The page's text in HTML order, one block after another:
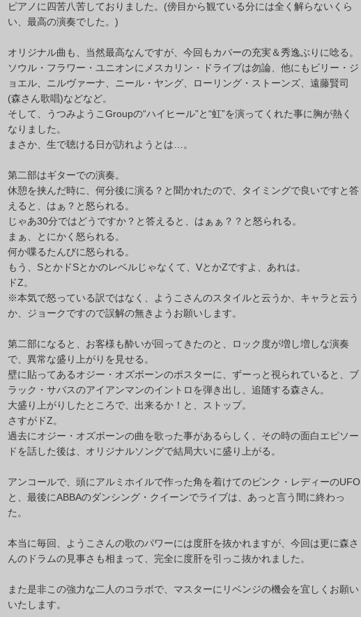
ピアノに四苦八苦しておりました。(傍目から観ている分には全く解らないくら
い、最高の演奏でした。)
オリジナル曲も、当然最高なんですが、今回もカバーの充実＆秀逸ぶりに唸る。
ソウル・フラワー・ユニオンにメスカリン・ドライブは勿論、他にもビリー・ジ
ョエル、ニルヴァーナ、ニール・ヤング、ローリング・ストーンズ、遠藤賢司
(森さん歌唱)などなど。
そして、うつみようこGroupの“ハイヒール”と“虹”を演ってくれた事に胸が熱く
なりました。
まさか、生で聴ける日が訪れようとは…。
第二部はギターでの演奏。
休憩を挟んだ時に、何分後に演る？と聞かれたので、タイミングで良いですと答
えると、はぁ？と怒られる。
じゃあ30分ではどうですか？と答えると、はぁぁ？？と怒られる。
まぁ、とにかく怒られる。
何か喋るたんびに怒られる。
もう、SとかドSとかのレベルじゃなくて、VとかZですよ、あれは。
ドZ。
※本気で怒っている訳ではなく、ようこさんのスタイルと云うか、キャラと云う
か、ジョークですので誤解の無きようお願いします。
第二部になると、お客様も酔いが回ってきたのと、ロック度が増し増しな演奏
で、異常な盛り上がりを見せる。
壁に貼ってあるオジー・オズボーンのポスターに、ずーっと視られていると、ブ
ラック・サバスのアイアンマンのイントロを弾き出し、追随する森さん。
大盛り上がりしたところで、出来るか！と、ストップ。
さすがドZ。
過去にオジー・オズボーンの曲を歌った事があるらしく、その時の面白エピソー
ドを話した後は、オリジナルソングで結局大いに盛り上がる。
アンコールで、頭にアルミホイルで作った角を着けてのピンク・レディーのUFO
と、最後にABBAのダンシング・クイーンでライブは、あっと言う間に終わっ
た。
本当に毎回、ようこさんの歌のパワーには度肝を抜かれますが、今回は更に森さ
んのドラムの見事さも相まって、完全に度肝を引っこ抜かれました。
また是非この強力な二人のコラボで、マスターにリベンジの機会を宜しくお願い
いたします。